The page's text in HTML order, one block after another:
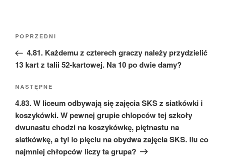
Nawigacja
Poprzedni
wpis
POPRZEDNI
4.81. Każdemu z czterech graczy należy przydzielić
13 kart z talii 52-kartowej. Na 10 po dwie damy?
Następny
wpis
NASTĘPNE
4.83. W liceum odbywają się zajęcia SKS z siatkówki i
koszykówki. W pewnej grupie chlopców tej szkoły
dwunastu chodzi na koszykówkę, piętnastu na
siatkówkę, a tyl lo pięciu na obydwa zajęcia SKS. Ilu co
najmniej chłopców liczy ta grupa?